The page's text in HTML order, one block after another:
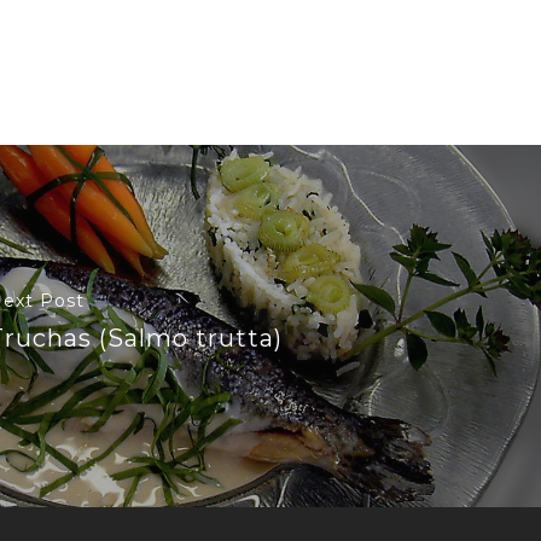
Post
(Salmo trutta)